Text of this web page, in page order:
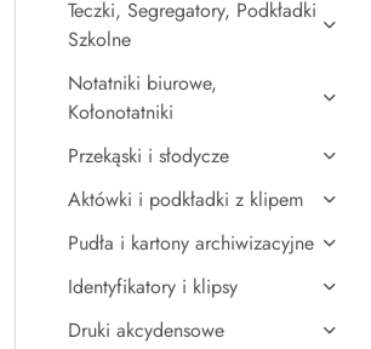
Teczki, Segregatory, Podkładki
Szkolne
Notatniki biurowe,
Kołonotatniki
Przekąski i słodycze
Aktówki i podkładki z klipem
Pudła i kartony archiwizacyjne
Identyfikatory i klipsy
Druki akcydensowe